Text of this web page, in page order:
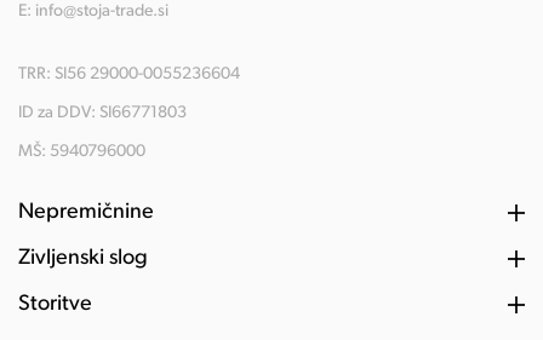
E: info@stoja-trade.si
TRR: SI56 29000-0055236604
ID za DDV: SI66771803
MŠ: 5940796000
Nepremičnine
Življenski slog
Storitve